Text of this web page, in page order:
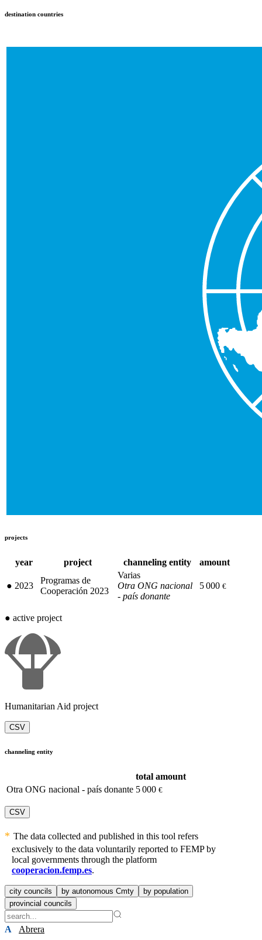
destination countries
projects
year project channeling entity amount
● 2023
Programas de
Cooperación 2023
Varias
Otra ONG nacional
- país donante
5 000 €
● active project
Humanitarian Aid project
CSV
channeling entity
total amount
Otra ONG nacional - país donante 5 000 €
CSV
The data collected and published in this tool refers
exclusively to the data voluntarily reported to FEMP by
local governments through the platform
cooperacion.femp.es.
city councils by autonomous Cmty
by population
provincial councils
A
Abrera